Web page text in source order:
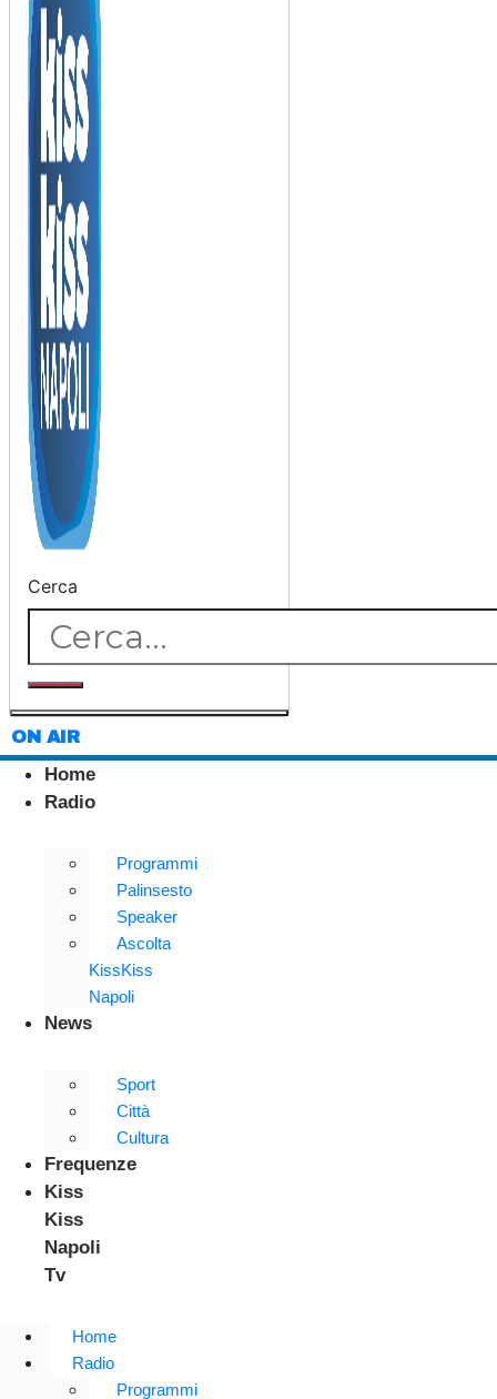
Cerca
ON AIR
Home
Radio
Programmi
Palinsesto
Speaker
Ascolta
KissKiss
Napoli
News
Sport
Città
Cultura
Frequenze
Kiss
Kiss
Napoli
Tv
Home
Radio
Programmi